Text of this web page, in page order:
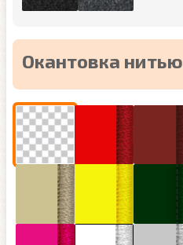
Окантовка нитью